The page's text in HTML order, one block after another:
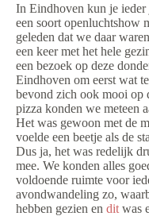
In Eindhoven kun je
een soort openluchtshow
geleden dat we daar
een keer met het hele
een bezoek op deze
Eindhoven om eerst wat
bevond zich ook mooi op
pizza konden we meteen
Het was gewoon met de
voelde een beetje als de
Dus ja, het was redelijk
mee. We konden alles
voldoende ruimte voor
avondwandeling zo,
hebben gezien en dit was